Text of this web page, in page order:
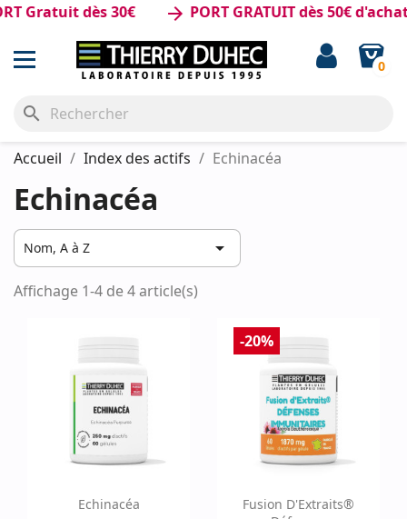
Gratuit dès 30€ arrow_forwardPORT GRATUIT dès 50€ d'achat
0
search
Accueil Index des actifs Echinacéa
Echinacéa
Nom, A à Z 
Affichage 1-4 de 4 article(s)
Echinacéa
Fusion D'Extraits®
-20%